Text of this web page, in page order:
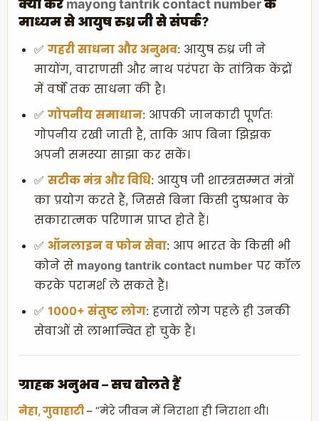
क्यों करें mayong tantrik contact numberके
माध्यम से आयुष रुध्र जी से संपर्क?
✅ गहरी साधना और अनुभव: आयुष रुध्र जी ने
मायोंग, वाराणसी और नाथ परंपरा के तांत्रिक केंद्रों
में वर्षों तक साधना की है।
✅ गोपनीय समाधान: आपकी जानकारी पूर्णतः
गोपनीय रखी जाती है, ताकि आप बिना झिझक
अपनी समस्या साझा कर सकें।
✅ सटीक मंत्र और विधि: आयुष जी शास्त्रसम्मत मंत्रों
का प्रयोग करते हैं, जिससे बिना किसी दुष्प्रभाव के
सकारात्मक परिणाम प्राप्त होते हैं।
✅ ऑनलाइन व फोन सेवा: आप भारत के किसी भी
कोने से mayong tantrik contact number पर कॉल
करके परामर्श ले सकते हैं।
✅ 1000+ संतुष्ट लोग: हजारों लोग पहले ही उनकी
सेवाओं से लाभान्वित हो चुके हैं।
ग्राहक अनुभव – सच बोलते हैं
नेहा, गुवाहाटी – “मेरे जीवन में निराशा ही निराशा थी।